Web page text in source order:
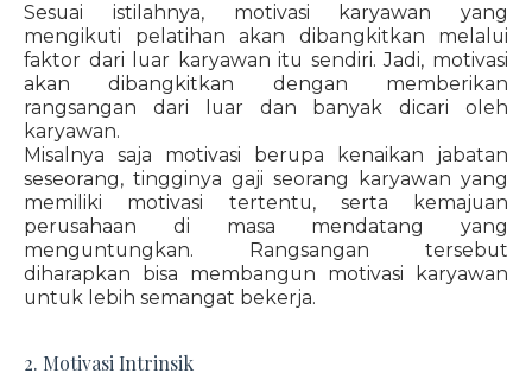
Sesuai istilahnya, motivasi karyawan yang
mengikuti pelatihan akan dibangkitkan melalui
faktor dari luar karyawan itu sendiri. Jadi, motivasi
akan dibangkitkan dengan memberikan
rangsangan dari luar dan banyak dicari oleh
karyawan.
Misalnya saja motivasi berupa kenaikan jabatan
seseorang, tingginya gaji seorang karyawan yang
memiliki motivasi tertentu, serta kemajuan
perusahaan di masa mendatang yang
menguntungkan. Rangsangan tersebut
diharapkan bisa membangun motivasi karyawan
untuk lebih semangat bekerja.
2. Motivasi Intrinsik